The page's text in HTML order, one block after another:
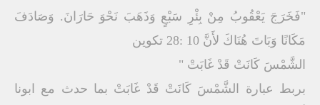
"فَخَرَجَ يَعْقُوبُ مِنْ بِئْرِ سَبْعٍ وَذَهَبَ نَحْوَ حَارَانَ. وَصَادَفَ
مَكَانًا وَبَاتَ هُنَاكَ لأَنَّ 10 :28 تكوين
الشَّمْسَ كَانَتْ قَدْ غَابَتْ "
بربط عبارة الشَّمْسَ كَانَتْ قَدْ غَابَتْ بما حدث مع ابونا